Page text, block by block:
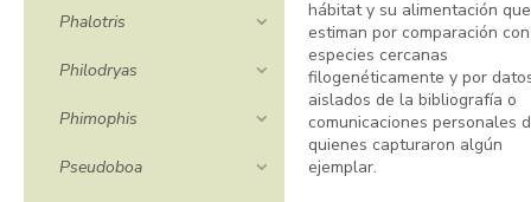
Phalotris
Philodryas
Phimophis
Pseudoboa
hábitat y su alimentación
estiman por comparación con
especies cercanas
filogenéticamente y por
aislados de la bibliografía o
comunicaciones personales
quienes capturaron algún
ejemplar.